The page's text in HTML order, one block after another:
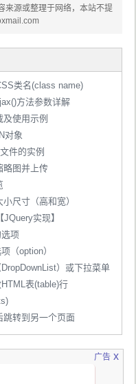
来源或整理于网络，本站不提
类名(class name)
方法参数详解
使用示例
对象
件的实例
略图并上传
尺寸（高和宽）
实现】
项
（option）
）或下拉菜单
表(table)行
跳转到另一个页面
广告 x